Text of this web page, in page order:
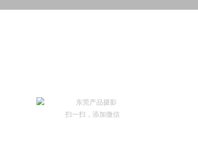
扫一扫，添加微信